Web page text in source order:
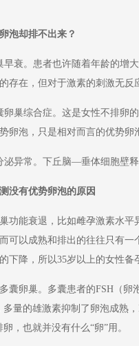
却排不出来？
。患者也许随着年龄的增大
存在，但对于激素的刺激无反
综合症。这是女性不排卵的
卵泡，只是相对而言的优势卵
常。下丘脑—垂体细胞壁释
有优势卵泡的原因
能衰退，比如雌孕激素水平异
可以成熟和排出的往往只有
下降，所以35岁以上的女性
卵巢。多囊患者的FSH（卵泡
多量的雄激素抑制了卵泡成熟
，也就并没有什么“卵”用。